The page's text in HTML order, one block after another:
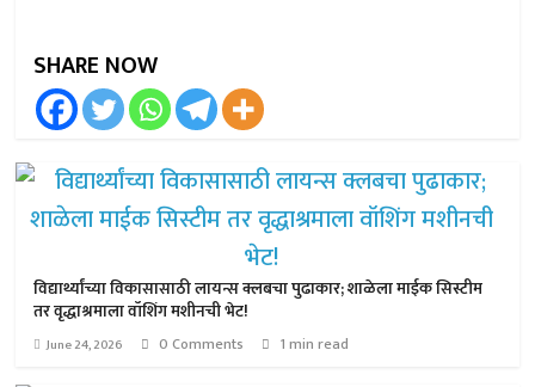
SHARE NOW
विद्यार्थ्यांच्या विकासासाठी लायन्स क्लबचा पुढाकार; शाळेला माईक सिस्टीम
तर वृद्धाश्रमाला वॉशिंग मशीनची भेट!
June 24, 2026 0 Comments 1 min read